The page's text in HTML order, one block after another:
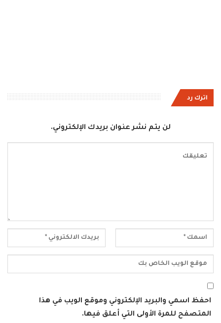
اترك رد
لن يتم نشر عنوان بريدك الإلكتروني.
احفظ اسمي والبريد الإلكتروني وموقع الويب في هذا
المتصفح للمرة الأولى التي أعلق فيها.